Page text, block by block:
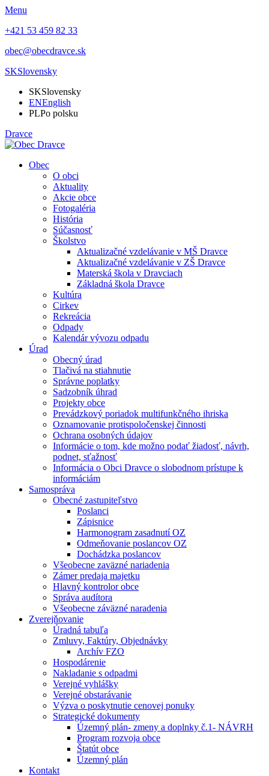
Menu
+421 53 459 82 33
obec@obecdravce.sk
SKSlovensky
SKSlovensky
ENEnglish
PLPo polsku
Dravce
Obec
O obci
Aktuality
Akcie obce
Fotogaléria
História
Súčasnosť
Školstvo
Aktualizačné vzdelávanie v MŠ Dravce
Aktualizačné vzdelávanie v ZŠ Dravce
Materská škola v Dravciach
Základná škola Dravce
Kultúra
Cirkev
Rekreácia
Odpady
Kalendár vývozu odpadu
Úrad
Obecný úrad
Tlačivá na stiahnutie
Správne poplatky
Sadzobník úhrad
Projekty obce
Prevádzkový poriadok multifunkčného ihriska
Oznamovanie protispoločenskej činnosti
Ochrana osobných údajov
Informácie o tom, kde možno podať žiadosť, návrh,
podnet, sťažnosť
Informácia o Obci Dravce o slobodnom prístupe k
informáciám
Samospráva
Obecné zastupiteľstvo
Poslanci
Zápisnice
Harmonogram zasadnutí OZ
Odmeňovanie poslancov OZ
Dochádzka poslancov
Všeobecne zaväzné nariadenia
Zámer predaja majetku
Hlavný kontrolor obce
Správa audítora
Všeobecne záväzné naradenia
Zverejňovanie
Úradná tabuľa
Zmluvy, Faktúry, Objednávky
Archív FZO
Hospodárenie
Nakladanie s odpadmi
Verejné vyhlášky
Verejné obstarávanie
Výzva o poskytnutie cenovej ponuky
Strategické dokumenty
Územný plán- zmeny a doplnky č.1- NÁVRH
Program rozvoja obce
Štatút obce
Územný plán
Kontakt